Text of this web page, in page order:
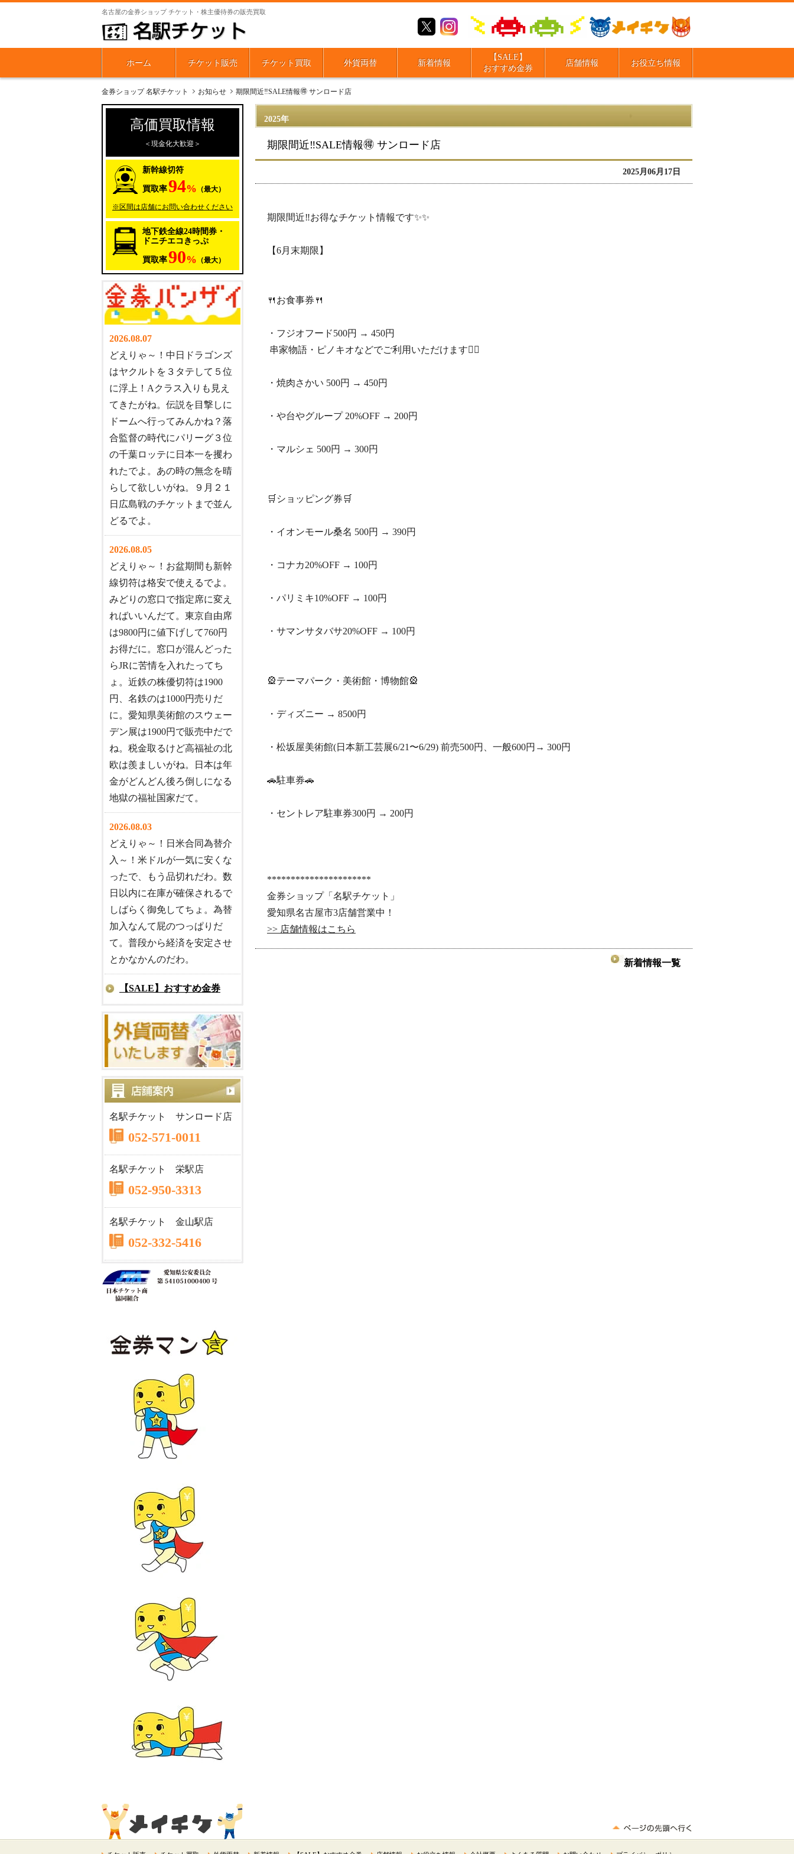
名古屋の金券ショップ チケット・株主優待券の販売買取
ホーム チケット販売 チケット買取 外貨両替 新着情報
【SALE】
おすすめ金券
店舗情報 お役立ち情報
金券ショップ 名駅チケット お知らせ 期限間近‼️SALE情報🉐 サンロード店
2025年
期限間近‼️SALE情報🉐 サンロード店
2025月06月17日
期限間近‼️お得なチケット情報です✨️✨️
【6月末期限】
🍴お食事券🍴
・フジオフード500円 → 450円
串家物語・ピノキオなどでご利用いただけます🙆‍♀️
・焼肉さかい 500円 → 450円
・や台やグループ 20%OFF → 200円
・マルシェ 500円 → 300円
🛒ショッピング券🛒
・イオンモール桑名 500円 → 390円
・コナカ20%OFF → 100円
・パリミキ10%OFF → 100円
・サマンサタバサ20%OFF → 100円
🎡テーマパーク・美術館・博物館🎡
・ディズニー → 8500円
・松坂屋美術館(日本新工芸展6/21〜6/29) 前売500円、一般600円→ 300円
🚗駐車券🚗
・セントレア駐車券300円 → 200円
**********************
金券ショップ「名駅チケット」
愛知県名古屋市3店舗営業中！
>> 店舗情報はこちら
新着情報一覧
高価買取情報
＜現金化大歓迎＞
新幹線切符
買取率94% （最大）
※区間は店舗にお問い合わせください
地下鉄全線24時間券・
ドニチエコきっぷ
買取率90% （最大）
2026.08.07
どえりゃ～！中日ドラゴンズ
はヤクルトを３タテして５位
に浮上！Aクラス入りも見え
てきたがね。伝説を目撃しに
ドームへ行ってみんかね？落
合監督の時代にパリーグ３位
の千葉ロッテに日本一を攫わ
れたでよ。あの時の無念を晴
らして欲しいがね。９月２１
日広島戦のチケットまで並ん
どるでよ。
2026.08.05
どえりゃ～！お盆期間も新幹
線切符は格安で使えるでよ。
みどりの窓口で指定席に変え
ればいいんだて。東京自由席
は9800円に値下げして760円
お得だに。窓口が混んどった
らJRに苦情を入れたってち
ょ。近鉄の株優切符は1900
円、名鉄のは1000円売りだ
に。愛知県美術館のスウェー
デン展は1900円で販売中だで
ね。税金取るけど高福祉の北
欧は羨ましいがね。日本は年
金がどんどん後ろ倒しになる
地獄の福祉国家だて。
2026.08.03
どえりゃ～！日米合同為替介
入～！米ドルが一気に安くな
ったで、もう品切れだわ。数
日以内に在庫が確保されるで
しばらく御免してちょ。為替
加入なんて屁のつっぱりだ
て。普段から経済を安定させ
とかなかんのだわ。
【SALE】おすすめ金券
名駅チケット サンロード店
052-571-0011
名駅チケット 栄駅店
052-950-3313
名駅チケット 金山駅店
052-332-5416